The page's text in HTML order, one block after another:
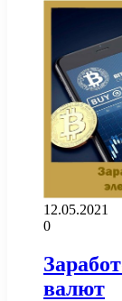
12.05.2021
0
валют